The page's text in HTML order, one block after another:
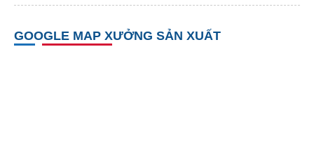
GOOGLE MAP XƯỞNG SẢN XUẤT